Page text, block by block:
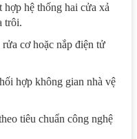
hệ thống hai cửa xả
trôi.
cơ hoặc nắp điện tử
hợp không gian nhà vệ
tiêu chuẩn công nghệ